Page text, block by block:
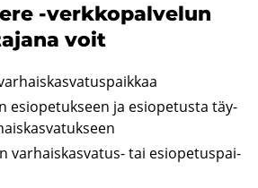
-​verkkopalvelun
voit
esio­pe­tuk­seen ja esio­pe­tus­ta täy­
varhaiskasvatus-​ tai esio­pe­tus­pai­